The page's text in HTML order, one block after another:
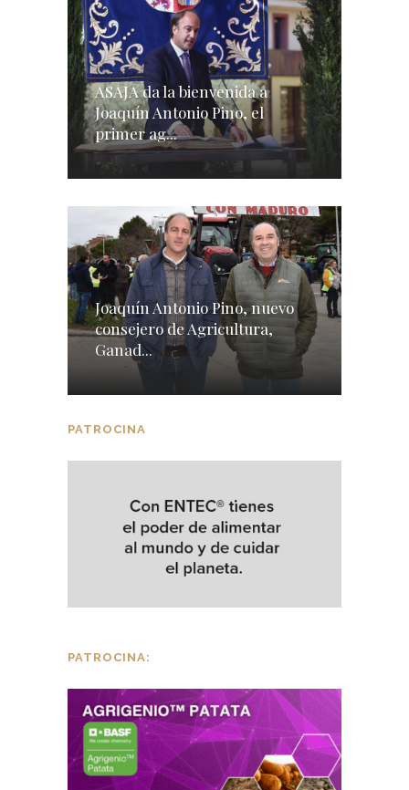
ASAJA da la bienvenida a
Joaquín Antonio Pino, el
primer ag...
Joaquín Antonio Pino, nuevo
consejero de Agricultura,
Ganad...
PATROCINA
PATROCINA: